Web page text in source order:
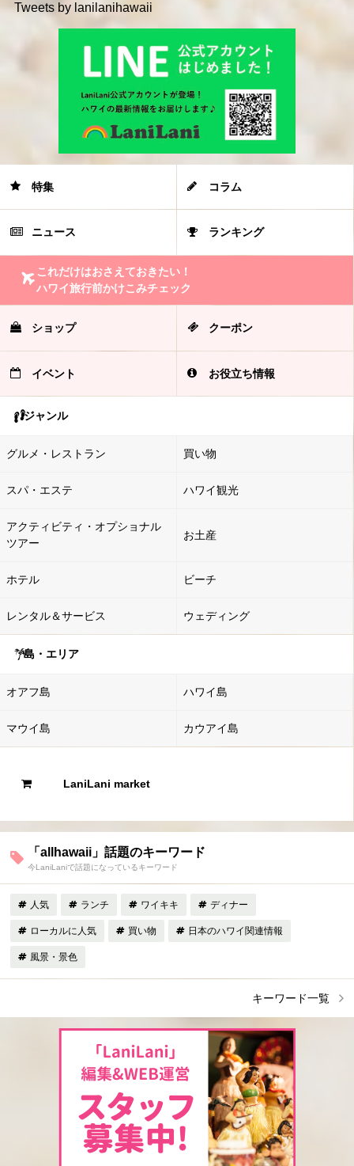
Tweets by lanilanihawaii
特集 コラム
ニュース ランキング
これだけはおさえておきたい！
ハワイ旅行前かけこみチェック
ショップ クーポン
イベント お役立ち情報
ジャンル
グルメ・レストラン 買い物
スパ・エステ ハワイ観光
アクティビティ・オプショナル
ツアー
お土産
ホテル ビーチ
レンタル＆サービス ウェディング
島・エリア
オアフ島 ハワイ島
マウイ島 カウアイ島
LaniLani market
「allhawaii」話題のキーワード
今LaniLaniで話題になっているキーワード
人気 ランチ ワイキキ ディナー
ローカルに人気 買い物 日本のハワイ関連情報
風景・景色
キーワード一覧